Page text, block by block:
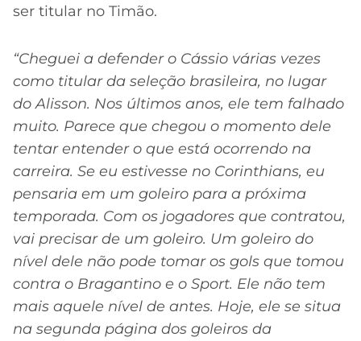
ser titular no Timão.
“Cheguei a defender o Cássio várias vezes
como titular da seleção brasileira, no lugar
do Alisson. Nos últimos anos, ele tem falhado
muito. Parece que chegou o momento dele
tentar entender o que está ocorrendo na
carreira. Se eu estivesse no Corinthians, eu
pensaria em um goleiro para a próxima
temporada. Com os jogadores que contratou,
vai precisar de um goleiro. Um goleiro do
nível dele não pode tomar os gols que tomou
contra o Bragantino e o Sport. Ele não tem
mais aquele nível de antes. Hoje, ele se situa
na segunda página dos goleiros da